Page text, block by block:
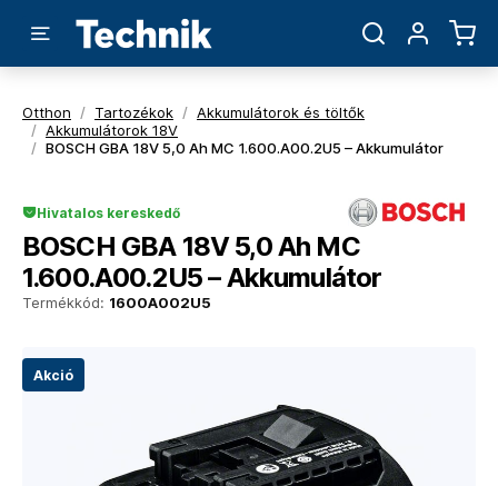
Otthon / Tartozékok / Akkumulátorok és töltők
/ Akkumulátorok 18V
/ BOSCH GBA 18V 5,0 Ah MC 1.600.A00.2U5 – Akkumulátor
Akció
Termékkód: 1600A002U5
Hivatalos kereskedő
BOSCH GBA 18V 5,0 Ah MC
1.600.A00.2U5 – Akkumulátor